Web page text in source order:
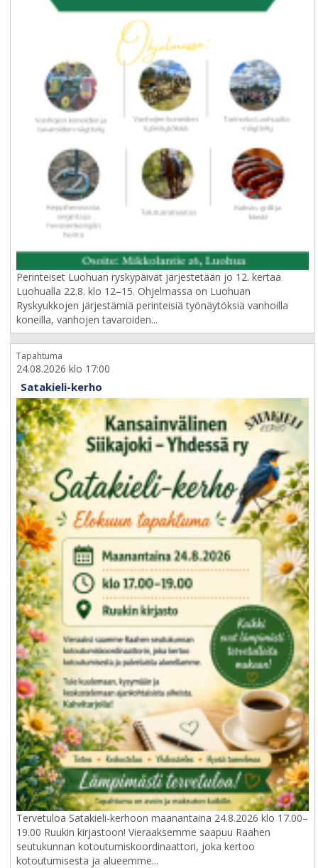
Idyllisten kylien helminauha
Siikajoki on pitkä kunta, jonka halki kulkee suurempien kylien
helminauha. Täällä asutaan mukavasti maaseudulla, luonnon
helmassa, joen varrella, tahi meren rannalla, aukeaa
maankamaraa unohtamatta. Uniikit kylämme ovat
suurenmoinen rikkaus. Kylät tarjoavat laajalti erilaisia
harrastusmahdollisuuksia, liikunta- ja virkistäytymispalveluita
sekä nähtävyyksiä.
Siikajoki on idyllisten sekä elinvoimaisten kylien kunta!
Perinteiset Luohuan ryskypäivät järjestetään jo 12. kertaa
Luohualla 22.8. klo 12–15. Ohjelmassa on Luohuan
Ryskyukkojen järjestämiä perinteisiä työnäytöksiä vanhoilla
koneilla, vanhojen tavaroiden...
Tapahtuma
24.08.2026 klo 17:00
Satakieli-kerho
Tervetuloa Satakieli-kerhoon maanantaina 24.8.2026 klo 17.00–
19.00 Ruukin kirjastoon! Vieraaksemme saapuu Raahen
seutukunnan kotoutumiskoordinaattori, joka kertoo
kotoutumisesta ja alueemme...